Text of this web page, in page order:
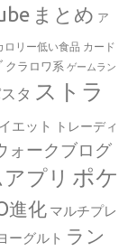
まとめ ア
ロリー低い食品 カード
クラロワ系 ゲームラン
タ ストラ
エット
トレーディ
ォークブログ
プリ ポケ
進化 マルチプレ
ーグルト ラン